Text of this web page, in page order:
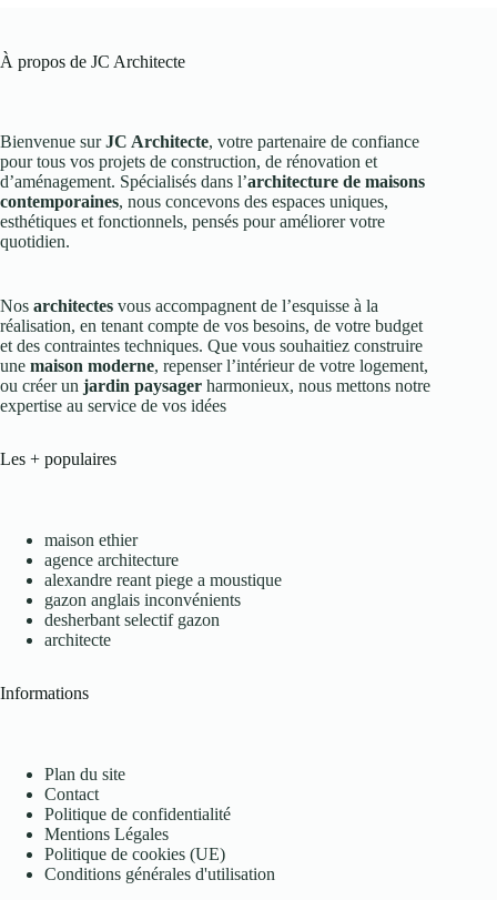
À propos de JC Architecte
Bienvenue surJC Architecte, votre partenaire de confiance
pour tous vos projets de construction, de rénovation et
d’aménagement. Spécialisés dans l’architecture de maisons
contemporaines, nous concevons des espaces uniques,
esthétiques et fonctionnels, pensés pour améliorer votre
quotidien.
Nos architectes vous accompagnent de l’esquisse à la
réalisation, en tenant compte de vos besoins, de votre budget
et des contraintes techniques. Que vous souhaitiez construire
une maison moderne, repenser l’intérieur de votre logement,
ou créer un jardin paysager harmonieux, nous mettons notre
expertise au service de vos idées
Les + populaires
maison ethier
agence architecture
alexandre reant piege a moustique
gazon anglais inconvénients
desherbant selectif gazon
architecte
Informations
Plan du site
Contact
Politique de confidentialité
Mentions Légales
Politique de cookies (UE)
Conditions générales d'utilisation